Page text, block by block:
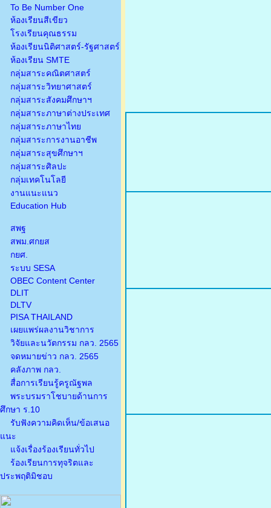
To Be Number One
ห้องเรียนสีเขียว
โรงเรียนคุณธรรม
ห้องเรียนนิติศาสตร์-รัฐศาสตร์
ห้องเรียน SMTE
กลุ่มสาระคณิตศาสตร์
กลุ่มสาระวิทยาศาสตร์
กลุ่มสาระสังคมศึกษาฯ
กลุ่มสาระภาษาต่างประเทศ
กลุ่มสาระภาษาไทย
กลุ่มสาระการงานอาชีพ
กลุ่มสาระสุขศึกษาฯ
กลุ่มสาระศิลปะ
กลุ่มเทคโนโลยี
งานแนะแนว
Education Hub
สพฐ
สพม.ศกยส
กยศ.
ระบบ SESA
OBEC Content Center
DLIT
DLTV
PISA THAILAND
เผยแพร่ผลงานวิชาการ
วิจัยและนวัตกรรม กลว. 2565
จดหมายข่าว กลว. 2565
คลังภาพ กลว.
สื่อการเรียนรู้ครูณัฐพล
พระบรมราโชบายด้านการ
ศึกษา ร.10
รับฟังความคิดเห็น/ข้อเสนอ
แนะ
แจ้งเรื่องร้องเรียนทั่วไป
ร้องเรียนการทุจริตและ
ประพฤติมิชอบ